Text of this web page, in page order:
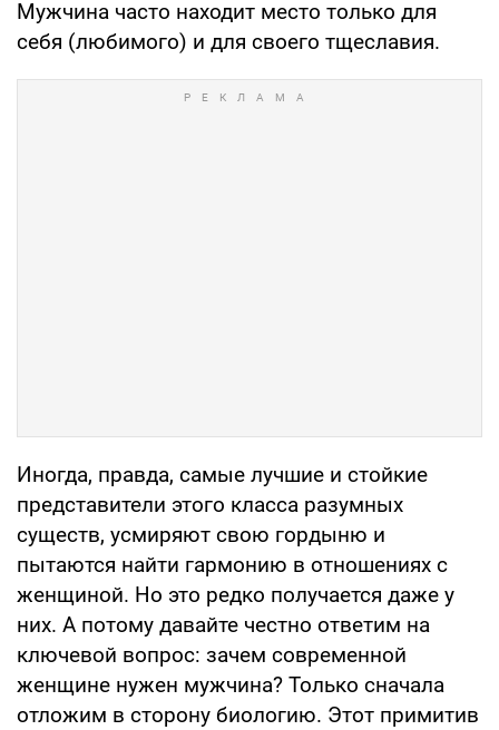
Мужчина часто находит место только для
себя (любимого) и для своего тщеславия.
Иногда, правда, самые лучшие и стойкие
представители этого класса разумных
существ, усмиряют свою гордыню и
пытаются найти гармонию в отношениях с
женщиной. Но это редко получается даже у
них. А потому давайте честно ответим на
ключевой вопрос: зачем современной
женщине нужен мужчина? Только сначала
отложим в сторону биологию. Этот примитив